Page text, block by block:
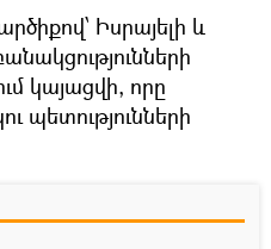
Իսրայելի և
կայացվի, որը
պետությունների